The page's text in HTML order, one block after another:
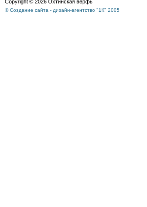
Copyright © 2026 Охтинская верфь
© Создание сайта - дизайн-агентство "1К" 2005